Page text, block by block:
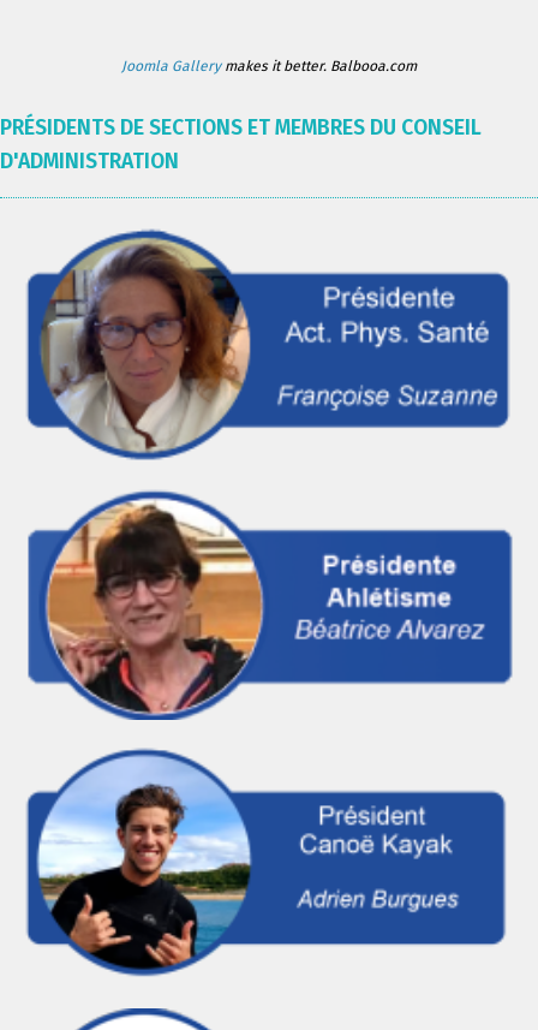
Joomla Gallerymakes it better. Balbooa.com
PRÉSIDENTS DE SECTIONS ET MEMBRES DU CONSEIL
D'ADMINISTRATION